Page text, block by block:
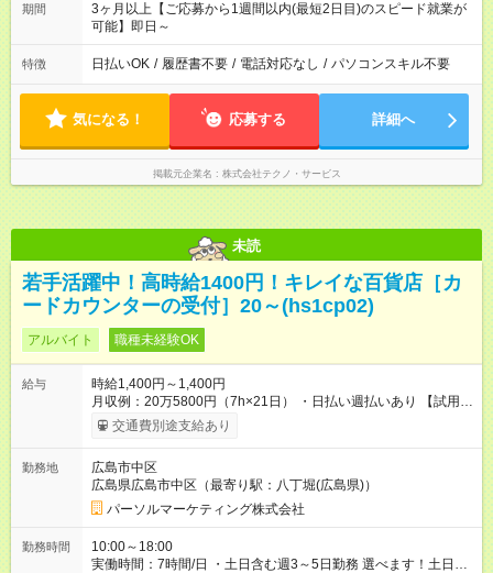
期間
3ヶ月以上【ご応募から1週間以内(最短2日目)のスピード就業が
可能】即日～
特徴 日払いOK / 履歴書不要 / 電話対応なし / パソコンスキル不要
気になる！ 応募する 詳細へ
掲載元企業名 株式会社テクノ・サービス
未読
若手活躍中！高時給1400円！キレイな百貨店［カ
ードカウンターの受付］20～(hs1cp02)
アルバイト 職種未経験OK
給与
時給1,400円～1,400円
月収例：20万5800円（7h×21日） ・日払い週払いあり 【試用期
間】試用期間なし
交通費別途支給あり
勤務地
広島市中区
広島県広島市中区（最寄り駅：八丁堀(広島県)）
パーソルマーケティング株式会社
勤務時間
10:00～18:00
実働時間：7時間/日 ・土日含む週3～5日勤務 選べます！土日も